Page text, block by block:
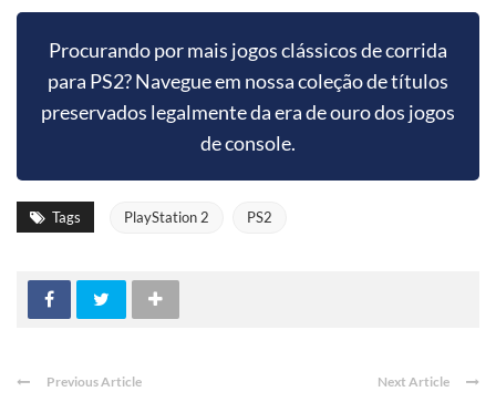
Procurando por mais jogos clássicos de corrida
para PS2? Navegue em nossa coleção de títulos
preservados legalmente da era de ouro dos jogos
de console.
Tags PlayStation 2 PS2
Previous Article Next Article